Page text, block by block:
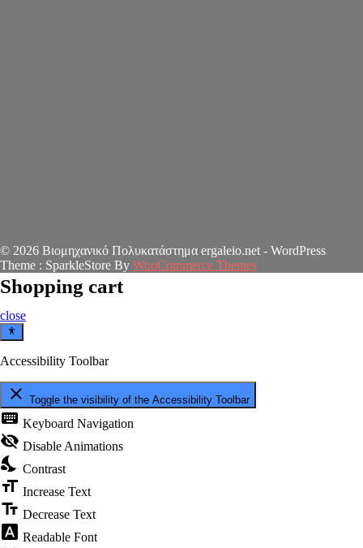
© 2026 Βιομηχανικό Πολυκατάστημα ergaleio.net - WordPress
Theme : SparkleStore By WooCommerce Themes
Shopping cart
close
Accessibility Toolbar
close Toggle the visibility of the Accessibility Toolbar
keyboard Keyboard Navigation
visibility_off Disable Animations
nights_stay Contrast
format_size Increase Text
text_fields Decrease Text
font_download Readable Font